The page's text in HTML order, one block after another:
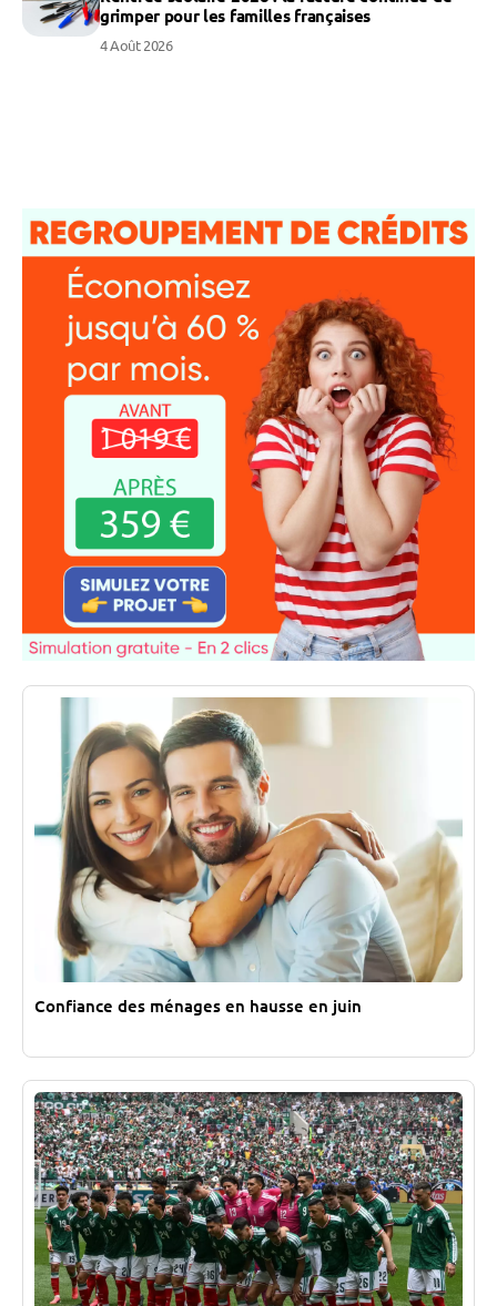
grimper pour les familles françaises
4 Août 2026
Confiance des ménages en hausse en juin